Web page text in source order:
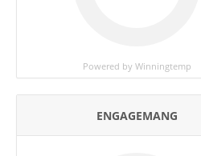
Powered by Winningtemp
ENGAGEMANG